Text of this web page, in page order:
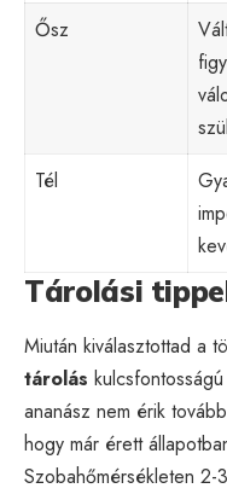
Ősz
Tél
Tárolási
Miután kiválasztottad a
tárolás
ananász nem érik
hogy már érett
Szobahőmérsékleten 2-